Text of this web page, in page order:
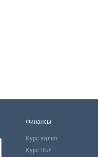
Финансы
Курс валют
Курс НБУ